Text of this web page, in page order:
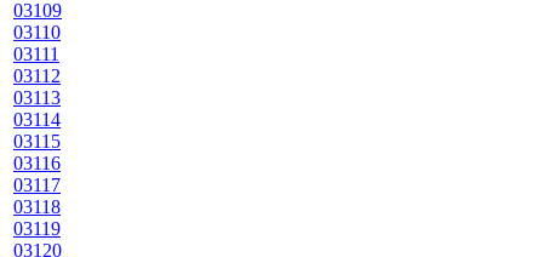
03109
03110
03111
03112
03113
03114
03115
03116
03117
03118
03119
03120